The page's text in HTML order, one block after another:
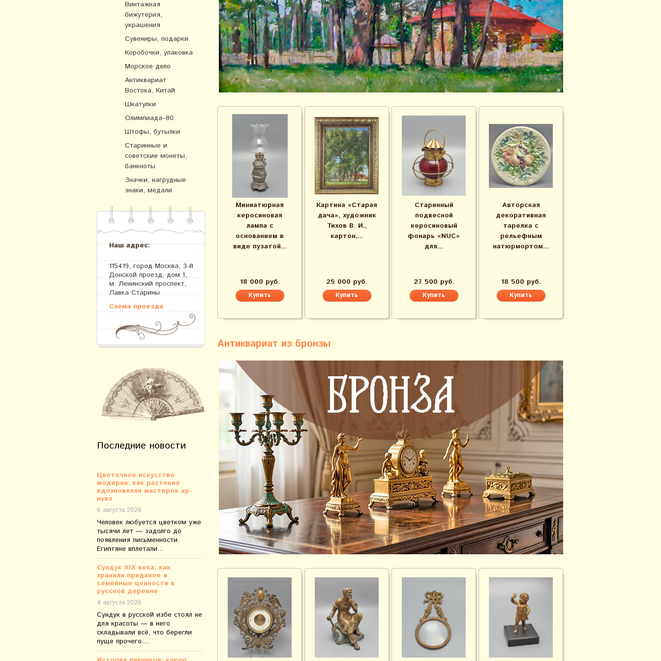
Винтажная
бижутерия,
украшения
Сувениры, подарки
Коробочки, упаковка
Морское дело
Антиквариат
Востока, Китай
Шкатулки
Олимпиада–80
Штофы, бутылки
Старинные и
советские монеты,
банкноты
Значки, нагрудные
знаки, медали
Наш адрес:
115419, город Москва, 3-й
Донской проезд, дом 1,
м. Ленинский проспект,
Лавка Старины
Схема проезда
Последние новости
Цветочное искусство
модерна: как растения
вдохновляли мастеров ар-
нуво
6 августа 2026
Человек любуется цветком уже
тысячи лет — задолго до
появления письменности.
Египтяне вплетали...
Сундук XIX века: как
хранили приданое и
семейные ценности в
русской деревне
4 августа 2026
Сундук в русской избе стоял не
для красоты — в него
складывали всё, что берегли
пуще прочего....
Миниатюрная
керосиновая
лампа с
основанием в
виде пузатой...
18 000 руб.
Картина «Старая
дача», художник
Тихов В. И.,
картон,...
25 000 руб.
Старинный
подвесной
керосиновый
фонарь «NUC»
для...
27 500 руб.
Авторская
декоративная
тарелка с
рельефным
натюрмортом...
18 500 руб.
Антиквариат из бронзы